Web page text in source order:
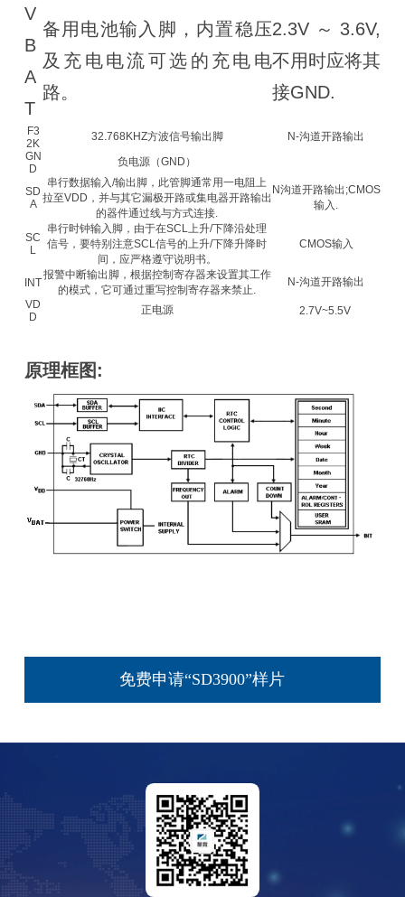
V
B
A
T
备用电池输入脚，内置稳压
及充电电流可选的充电电
路。
2.3V～3.6V,
不用时应将其
接GND.
F3
2K
32.768KHZ方波信号输出脚
N-沟道开路输出
GN
D
负电源（GND）
SD
A
串行数据输入/输出脚，此管脚通常用一电阻上
拉至VDD，并与其它漏极开路或集电器开路输出
的器件通过线与方式连接.
N沟道开路输出;CMOS
输入.
SC
L
串行时钟输入脚，由于在SCL上升/下降沿处理
信号，要特别注意SCL信号的上升/下降升降时
间，应严格遵守说明书。
CMOS输入
INT
报警中断输出脚，根据控制寄存器来设置其工作
的模式，它可通过重写控制寄存器来禁止.
N-沟道开路输出
VD
D
正电源 2.7V~5.5V
原理框图:
免费申请“SD3900”样片